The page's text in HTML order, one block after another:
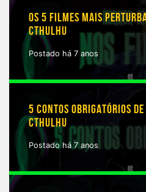
OS 5 FILMES MAIS
CTHULHU
Postado há 7 anos
5 CONTOS OBRIGATÓRIOS
CTHULHU
Postado há 7 anos